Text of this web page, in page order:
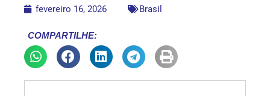
fevereiro 16, 2026 Brasil
COMPARTILHE: